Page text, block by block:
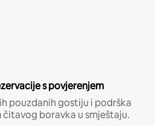
s povjerenjem
pouzdanih gostiju i podrška
čitavog boravka u smještaju.